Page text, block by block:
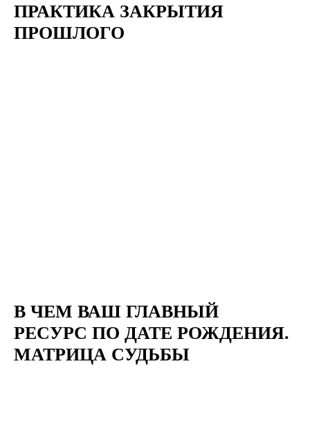
ПРАКТИКА ЗАКРЫТИЯ
ПРОШЛОГО
В ЧЕМ ВАШ ГЛАВНЫЙ
РЕСУРС ПО ДАТЕ РОЖДЕНИЯ.
МАТРИЦА СУДЬБЫ